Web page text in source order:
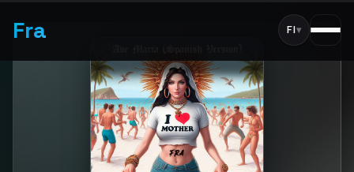
Fra FI▾